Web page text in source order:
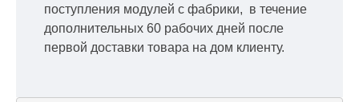
поступления модулей с фабрики, в течение
дополнительных 60 рабочих дней после
первой доставки товара на дом клиенту.